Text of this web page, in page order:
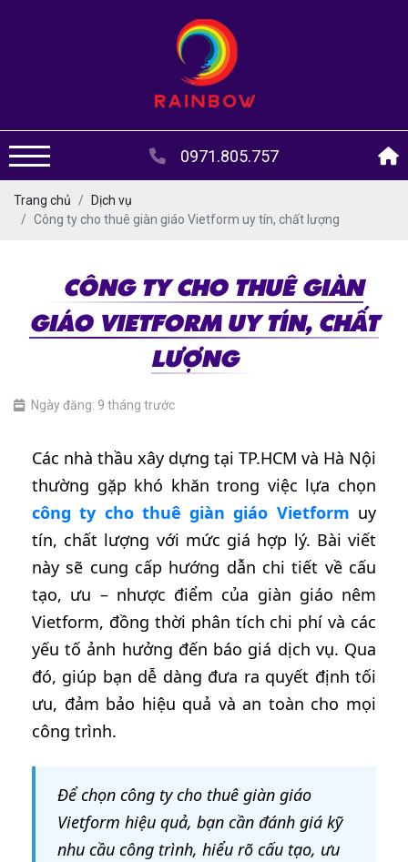
0971.805.757
Trang chủ
Dịch vụ
Công ty cho thuê giàn giáo Vietform uy tín, chất lượng
CÔNG TY CHO THUÊ GIÀN
GIÁO VIETFORM UY TÍN, CHẤT
LƯỢNG
Ngày đăng: 9 tháng trước
Các nhà thầu xây dựng tại TP.HCM và Hà Nội
thường gặp khó khăn trong việc lựa chọn
công ty cho thuê giàn giáo Vietform uy
tín, chất lượng với mức giá hợp lý. Bài viết
này sẽ cung cấp hướng dẫn chi tiết về cấu
tạo, ưu – nhược điểm của giàn giáo nêm
Vietform, đồng thời phân tích chi phí và các
yếu tố ảnh hưởng đến báo giá dịch vụ. Qua
đó, giúp bạn dễ dàng đưa ra quyết định tối
ưu, đảm bảo hiệu quả và an toàn cho mọi
công trình.
Để chọn công ty cho thuê giàn giáo
Vietform hiệu quả, bạn cần đánh giá kỹ
nhu cầu công trình, hiểu rõ cấu tạo, ưu